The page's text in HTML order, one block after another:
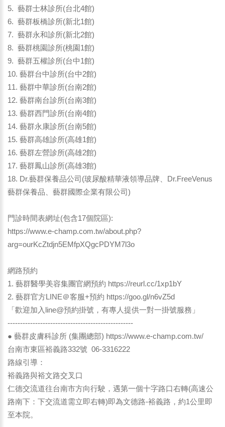
5. 藝群士林診所(台北4館)
6. 藝群板橋診所(新北1館)
7. 藝群永和診所(新北2館)
8. 藝群桃園診所(桃園1館)
9. 藝群五權診所(台中1館)
10. 藝群台中診所(台中2館)
11. 藝群中華診所(台南2館)
12. 藝群南台診所(台南3館)
13. 藝群西門診所(台南4館)
14. 藝群永康診所(台南5館)
15. 藝群高雄診所(高雄1館)
16. 藝群左營診所(高雄2館)
17. 藝群鳳山診所(高雄3館)
18. Dr.藝群保養品公司(玻尿酸精華液領導品牌、Dr.FreeVenus
藝群保養品、藝群國際企業有限公司)
門診時間表網址(包含17個院區):
https://www.e-champ.com.tw/about.php?
arg=ourKcZtdjn5EMfpXQgcPDYM7l3o
網路預約
1. 藝群醫學美容集團官網預約 https://reurl.cc/1xp1bY
2. 藝群官方LINE＠客服+預約 https://goo.gl/n6vZ5d
「歡迎加入line@預約掛號，有專人提供一對一掛號服務」
--------------------------------------------------
● 藝群皮膚科診所 (集團總部) https://www.e-champ.com.tw/
台南市東區裕義路332號 06-3316222
路線引導：
裕義路與裕文路交叉口
仁德交流道往台南市方向行駛，遇第一個十字路口右轉(高速公
路南下：下交流道需立即右轉)即為文德路-裕義路，約1公里即
至本院。